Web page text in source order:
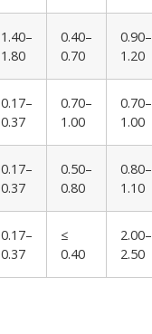
1.40–
1.80
0.40–
0.70
0.90–
1.20
0.17–
0.37
0.70–
1.00
0.70–
1.00
0.17–
0.37
0.50–
0.80
0.80–
1.10
0.17–
0.37
≤
0.40
2.00–
2.50